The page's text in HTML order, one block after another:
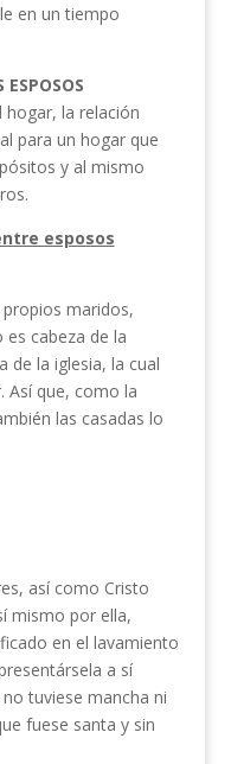
en un tiempo
ESPOSOS
hogar, la relación
para un hogar que
y al mismo
esposos
maridos,
cabeza de la
de la iglesia, la cual
Así que, como la
las casadas lo
así como Cristo
mismo por ella,
en el lavamiento
a sí
tuviese mancha ni
fuese santa y sin